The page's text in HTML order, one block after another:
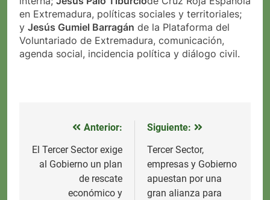
en Extremadura, políticas sociales y territoriales;
y Jesús Gumiel Barragán de la Plataforma del
Voluntariado de Extremadura, comunicación,
agenda social, incidencia política y diálogo civil.
Navegación
de
entradas
Anterior:
El Tercer Sector exige
al Gobierno un plan
de rescate
económico y
Siguiente:
Tercer Sector,
empresas y Gobierno
apuestan por una
gran alianza para